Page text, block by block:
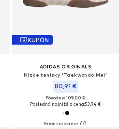
KUPÓN
ADIDAS ORIGINALS
Nízke tenisky 'Taekwondo Mei'
80,91 €
Pôvodne: 109,00 €
Posledná najnižšia cena:53,94 €